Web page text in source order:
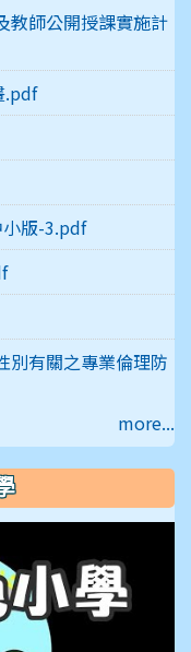
教師公開授課實施計
.pdf
版-3.pdf
別有關之專業倫理防
more...